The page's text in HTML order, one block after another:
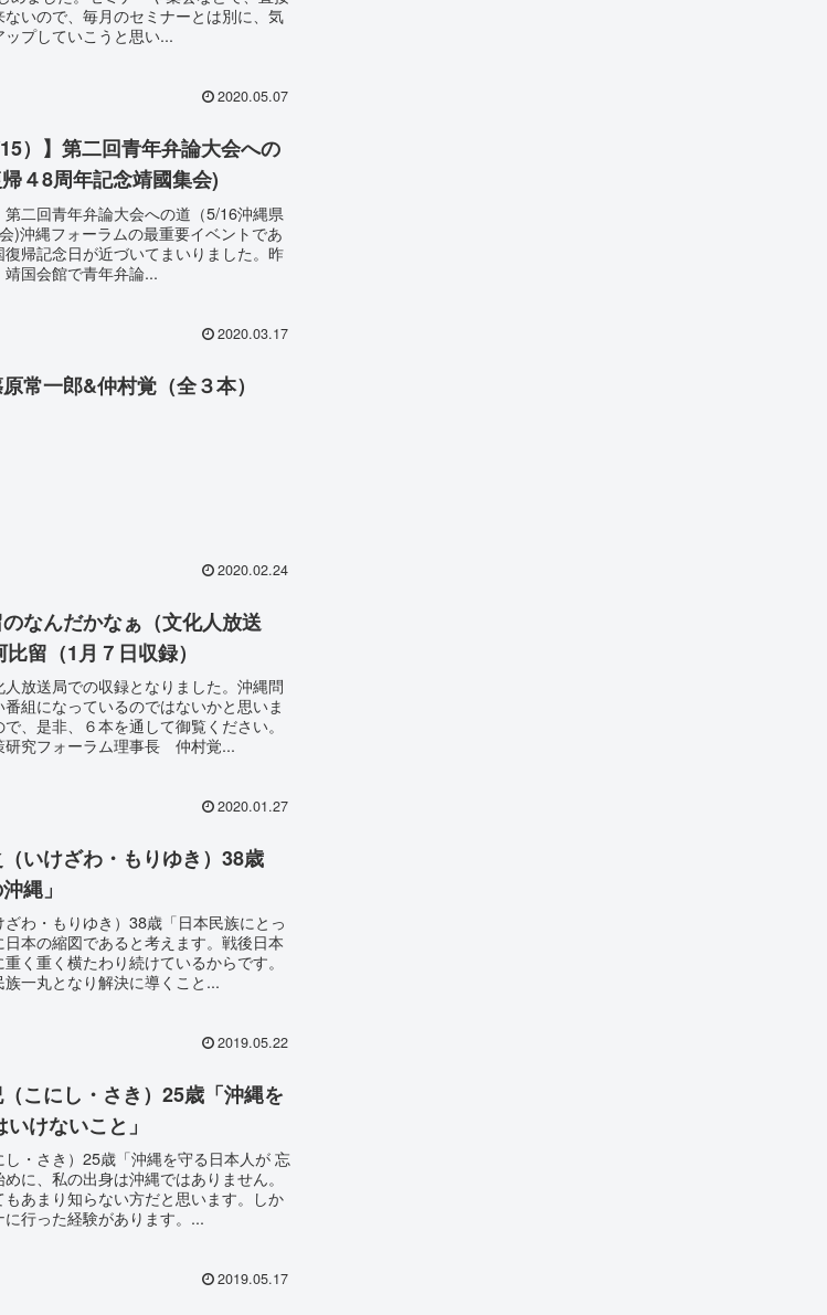
いので、毎月のセミナーとは別に、気
プしていこうと思い...
2020.05.07
）】第二回青年弁論大会への
４8周年記念靖國集会)
第二回青年弁論大会への道（5/16沖縄県
)沖縄フォーラムの最重要イベントであ
帰記念日が近づいてまいりました。昨
国会館で青年弁論...
2020.03.17
常一郎&仲村覚（全３本）
2020.02.24
なんだかなぁ（文化人放送
留（1月７日収録）
放送局での収録となりました。沖縄問
組になっているのではないかと思いま
、是非、６本を通して御覧ください。
研究フォーラム理事長 仲村覚...
2020.01.27
いけざわ・もりゆき）38歳
縄」
わ・もりゆき）38歳「日本民族にとっ
本の縮図であると考えます。戦後日本
く重く横たわり続けているからです。
一丸となり解決に導くこと...
2019.05.22
こにし・さき）25歳「沖縄を
けないこと」
・さき）25歳「沖縄を守る日本人が 忘
に、私の出身は沖縄ではありません。
あまり知らない方だと思います。しか
行った経験があります。...
2019.05.17